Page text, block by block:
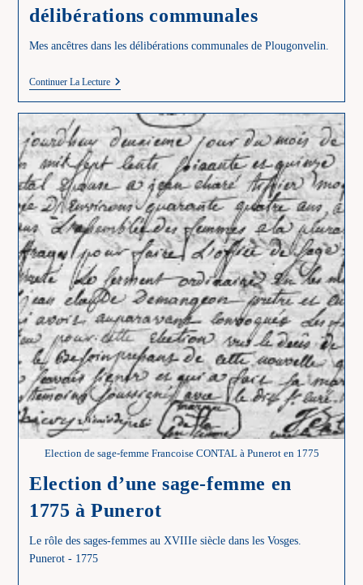
délibérations communales
Mes ancêtres dans les délibérations communales de Plougonvelin.
Continuer La LectureMes
Ancêtres
Délibérations
Communales
Election de sage-femme Francoise CONTAL à Punerot en 1775
Election d’une sage-femme en
1775 à Punerot
Le rôle des sages-femmes au XVIIIe siècle dans les Vosges.
Punerot - 1775